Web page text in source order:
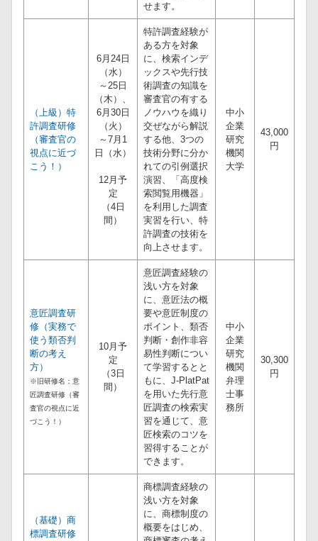
せます。
（上級）特
許調査研修
（審査官の
視点に近づ
こう！）
6月24日
（水）
～25日
（木）、
6月30日
（火）
～7月1
日（水）
12月予
定
（4日
間）
特許調査経験が
ある方を対象
に、検索インデ
ックスや先行技
術調査の知識を
審査官の有する
ノウハウを織り
交ぜながら解説
する他、3つの
技術分野に分か
れての引例選択
演習、「高度検
索閲覧用機器」
を利用した調査
実習を行い、特
許調査の技術を
向上させます。
中小
企業
研究
機関
大学
43,000
円
意匠調査研
修（実務で
使う類否判
断の考え
方）
※旧研修名：意
匠調査研修（審
査官の視点に近
づこう！）
10月予
定
（3日
間）
意匠調査経験の
浅い方を対象
に、意匠法の概
要や意匠制度の
ポイント、類否
判断・創作非容
易性判断につい
て学習するとと
もに、J-PlatPat
を用いた先行意
匠調査の検索実
習を通じて、意
匠検索のコツを
習得することが
できます。
中小
企業
研究
機関
弁理
士事
務所
30,300
円
（基礎）商
標調査研修
商標調査経験の
浅い方を対象
に、商標制度の
概要をはじめ、